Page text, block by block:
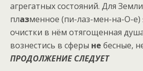
агрегатных состояний. Для
плазменное (пи-лаз-мен-на-О-
очистки в нём отягощенная
вознестись в сферы не бесные,
ПРОДОЛЖЕНИЕ СЛЕДУЕТ